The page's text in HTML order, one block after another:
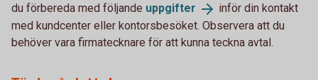
du förbereda med följande uppgifter
inför din kontakt
med kundcenter eller kontorsbesöket. Observera att du
behöver vara firmatecknare för att kunna teckna avtal.